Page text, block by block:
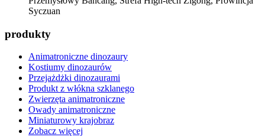
Syczuan
produkty
Animatroniczne dinozaury
Kostiumy dinozaurów
Przejażdżki dinozaurami
Produkt z włókna szklanego
Zwierzęta animatroniczne
Owady animatroniczne
Miniaturowy krajobraz
Zobacz więcej